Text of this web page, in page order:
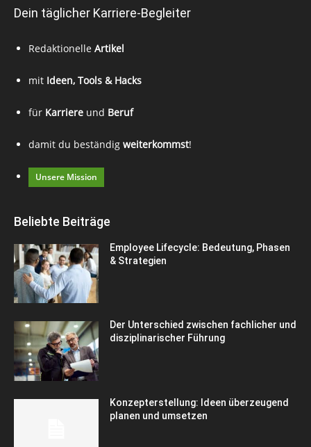
Dein täglicher Karriere-Begleiter
Redaktionelle Artikel
mit Ideen, Tools & Hacks
für Karriere und Beruf
damit du beständig weiterkommst!
Unsere Mission
Beliebte Beiträge
Employee Lifecycle: Bedeutung, Phasen
& Strategien
Der Unterschied zwischen fachlicher und
disziplinarischer Führung
Konzepterstellung: Ideen überzeugend
planen und umsetzen